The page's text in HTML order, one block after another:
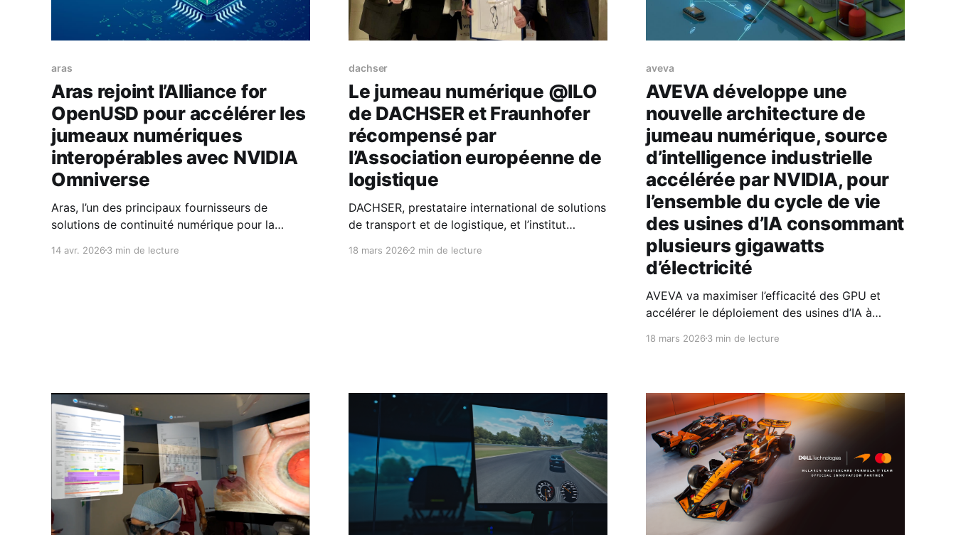
aras
Aras rejoint l’Alliance for
OpenUSD pour accélérer les
jumeaux numériques
interopérables avec NVIDIA
Omniverse
Aras, l’un des principaux fournisseurs de
solutions de continuité numérique pour la
l'ingénierie IA, annonce aujourd'hui rejoindre
14 avr. 2026 3 min de lecture
dachser
Le jumeau numérique @ILO
de DACHSER et Fraunhofer
récompensé par
l’Association européenne de
logistique
DACHSER, prestataire international de solutions
de transport et de logistique, et l’institut
l’Association Européenne de Logistique (ELA)
18 mars 20262 min de lecture
aveva
AVEVA développe une
nouvelle architecture de
jumeau numérique, source
d’intelligence industrielle
accélérée par NVIDIA, pour
l’ensemble du cycle de vie
des usines d’IA consommant
plusieurs gigawatts
d’électricité
AVEVA va maximiser l’efficacité des GPU et
accélérer le déploiement des usines d’IA à
Les logiciels d’ingénierie et d’exploitation
au jumeau numérique AI Factory AVEVA, leader
18 mars 20263 min de lecture